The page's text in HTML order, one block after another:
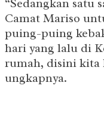
“Sedangkan satu
Camat Mariso
puing-puing
hari yang lalu di
rumah, disini kita
ungkapnya.